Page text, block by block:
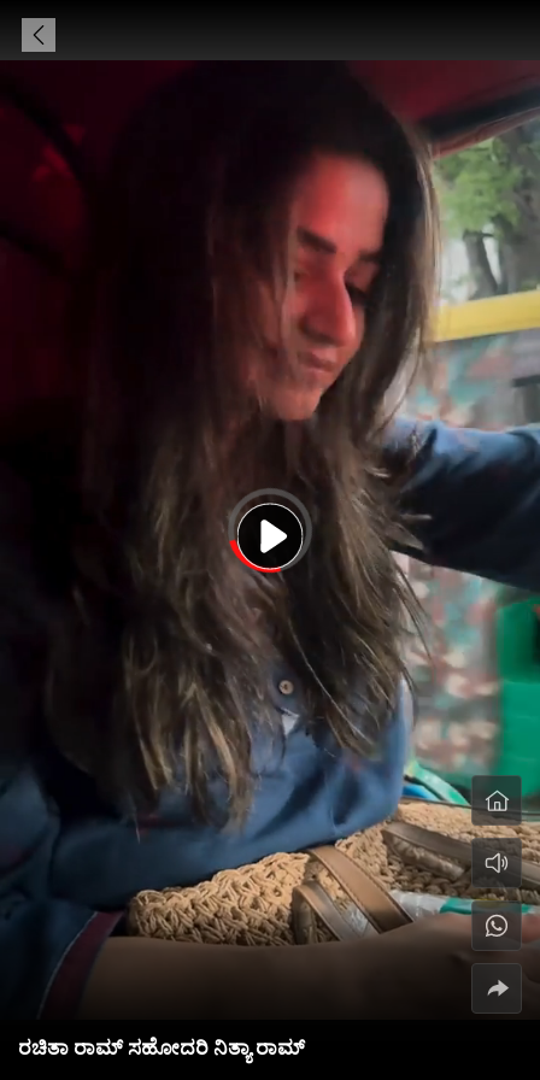
ರಚಿತಾ ರಾಮ್ ಸಹೋದರಿ ನಿತ್ಯಾ ರಾಮ್